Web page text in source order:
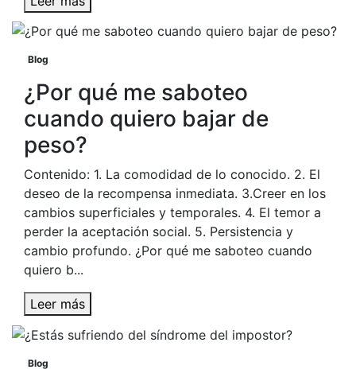
Blog
¿Por qué me saboteo
cuando quiero bajar de
peso?
Contenido: 1. La comodidad de lo conocido. 2. El
deseo de la recompensa inmediata. 3.Creer en los
cambios superficiales y temporales. 4. El temor a
perder la aceptación social. 5. Persistencia y
cambio profundo. ¿Por qué me saboteo cuando
quiero b...
Leer más
Blog